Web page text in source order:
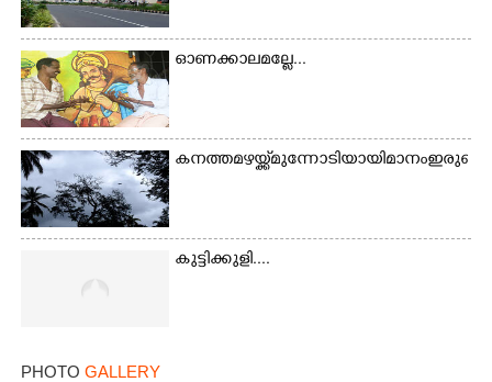
ഓണക്കാലമല്ലേ...
കനത്ത മഴയ്ക്ക് മുന്നോടിയായി മാനം
കുട്ടിക്കുളി....
PHOTO GALLERY